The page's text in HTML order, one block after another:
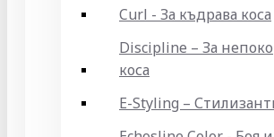
Curl - За къдрава коса
Discipline – За
коса
E-Styling –